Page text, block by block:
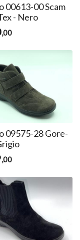
00613-00 Scam
- Nero
,00
09575-28 Gore-
,00